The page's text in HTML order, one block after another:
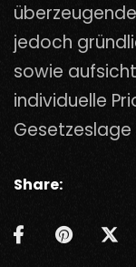
jedoch
sowie
individuelle
Share: